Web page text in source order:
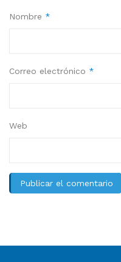
Nombre *
Correo electrónico *
Web